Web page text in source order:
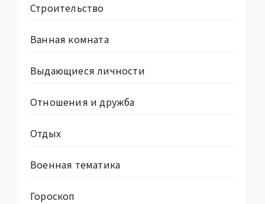
Строительство
Ванная комната
Выдающиеся личности
Отношения и дружба
Отдых
Военная тематика
Гороскоп